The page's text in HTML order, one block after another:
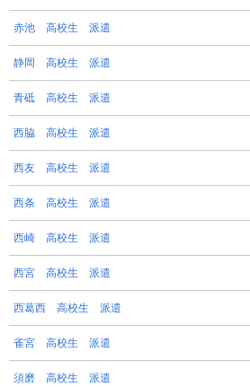
赤池 高校生 派遣
静岡 高校生 派遣
青砥 高校生 派遣
西脇 高校生 派遣
西友 高校生 派遣
西条 高校生 派遣
西崎 高校生 派遣
西宮 高校生 派遣
西葛西 高校生 派遣
雀宮 高校生 派遣
須磨 高校生 派遣